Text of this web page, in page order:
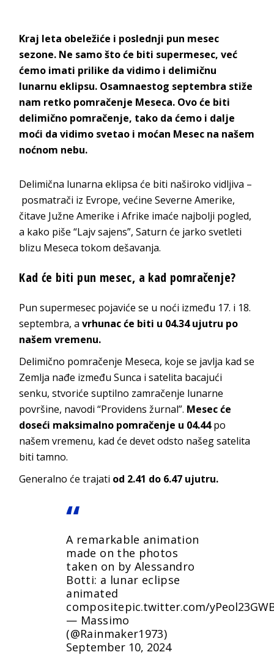
Kraj leta obeležiće i poslednji pun mesec
sezone. Ne samo što će biti supermesec, već
ćemo imati prilike da vidimo i delimičnu
lunarnu eklipsu. Osamnaestog septembra stiže
nam retko pomračenje Meseca. Ovo će biti
delimično pomračenje, tako da ćemo i dalje
moći da vidimo svetao i moćan Mesec na našem
noćnom nebu.
Delimična lunarna eklipsa će biti naširoko vidljiva –
posmatrači iz Evrope, većine Severne Amerike,
čitave Južne Amerike i Afrike imaće najbolji pogled,
a kako piše “Lajv sajens”, Saturn će jarko svetleti
blizu Meseca tokom dešavanja.
Kad će biti pun mesec, a kad pomračenje?
Pun supermesec pojaviće se u noći između 17. i 18.
septembra, avrhunac će biti u 04.34 ujutru po
našem vremenu.
Delimično pomračenje Meseca, koje se javlja kad se
Zemlja nađe između Sunca i satelita bacajući
senku, stvoriće suptilno zamračenje lunarne
površine, navodi “Providens žurnal”. Mesec će
doseći maksimalno pomračenje u 04.44po
našem vremenu, kad će devet odsto našeg satelita
biti tamno.
Generalno će trajati od 2.41 do 6.47 ujutru.
A remarkable animation
made on the photos
taken on by Alessandro
Botti: a lunar eclipse
animated
compositepic.twitter.com/
— Massimo
(@Rainmaker1973)
September 10, 2024